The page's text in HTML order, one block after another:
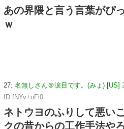
あの界隈と言う言葉がぴ
ｗ
27: 名無しさん＠涙目です。(みょ) [US]
ID:fNYv+oFi0
ネトウヨのふりして悪い
クの昔からの工作手法やろ